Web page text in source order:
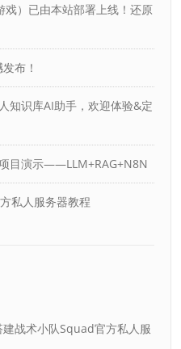
）已由本站部署上线！还原
布！
知识库AI助手，欢迎体验&定
目演示——LLM+RAG+N8N
私人服务器教程
建战术小队Squad官方私人服